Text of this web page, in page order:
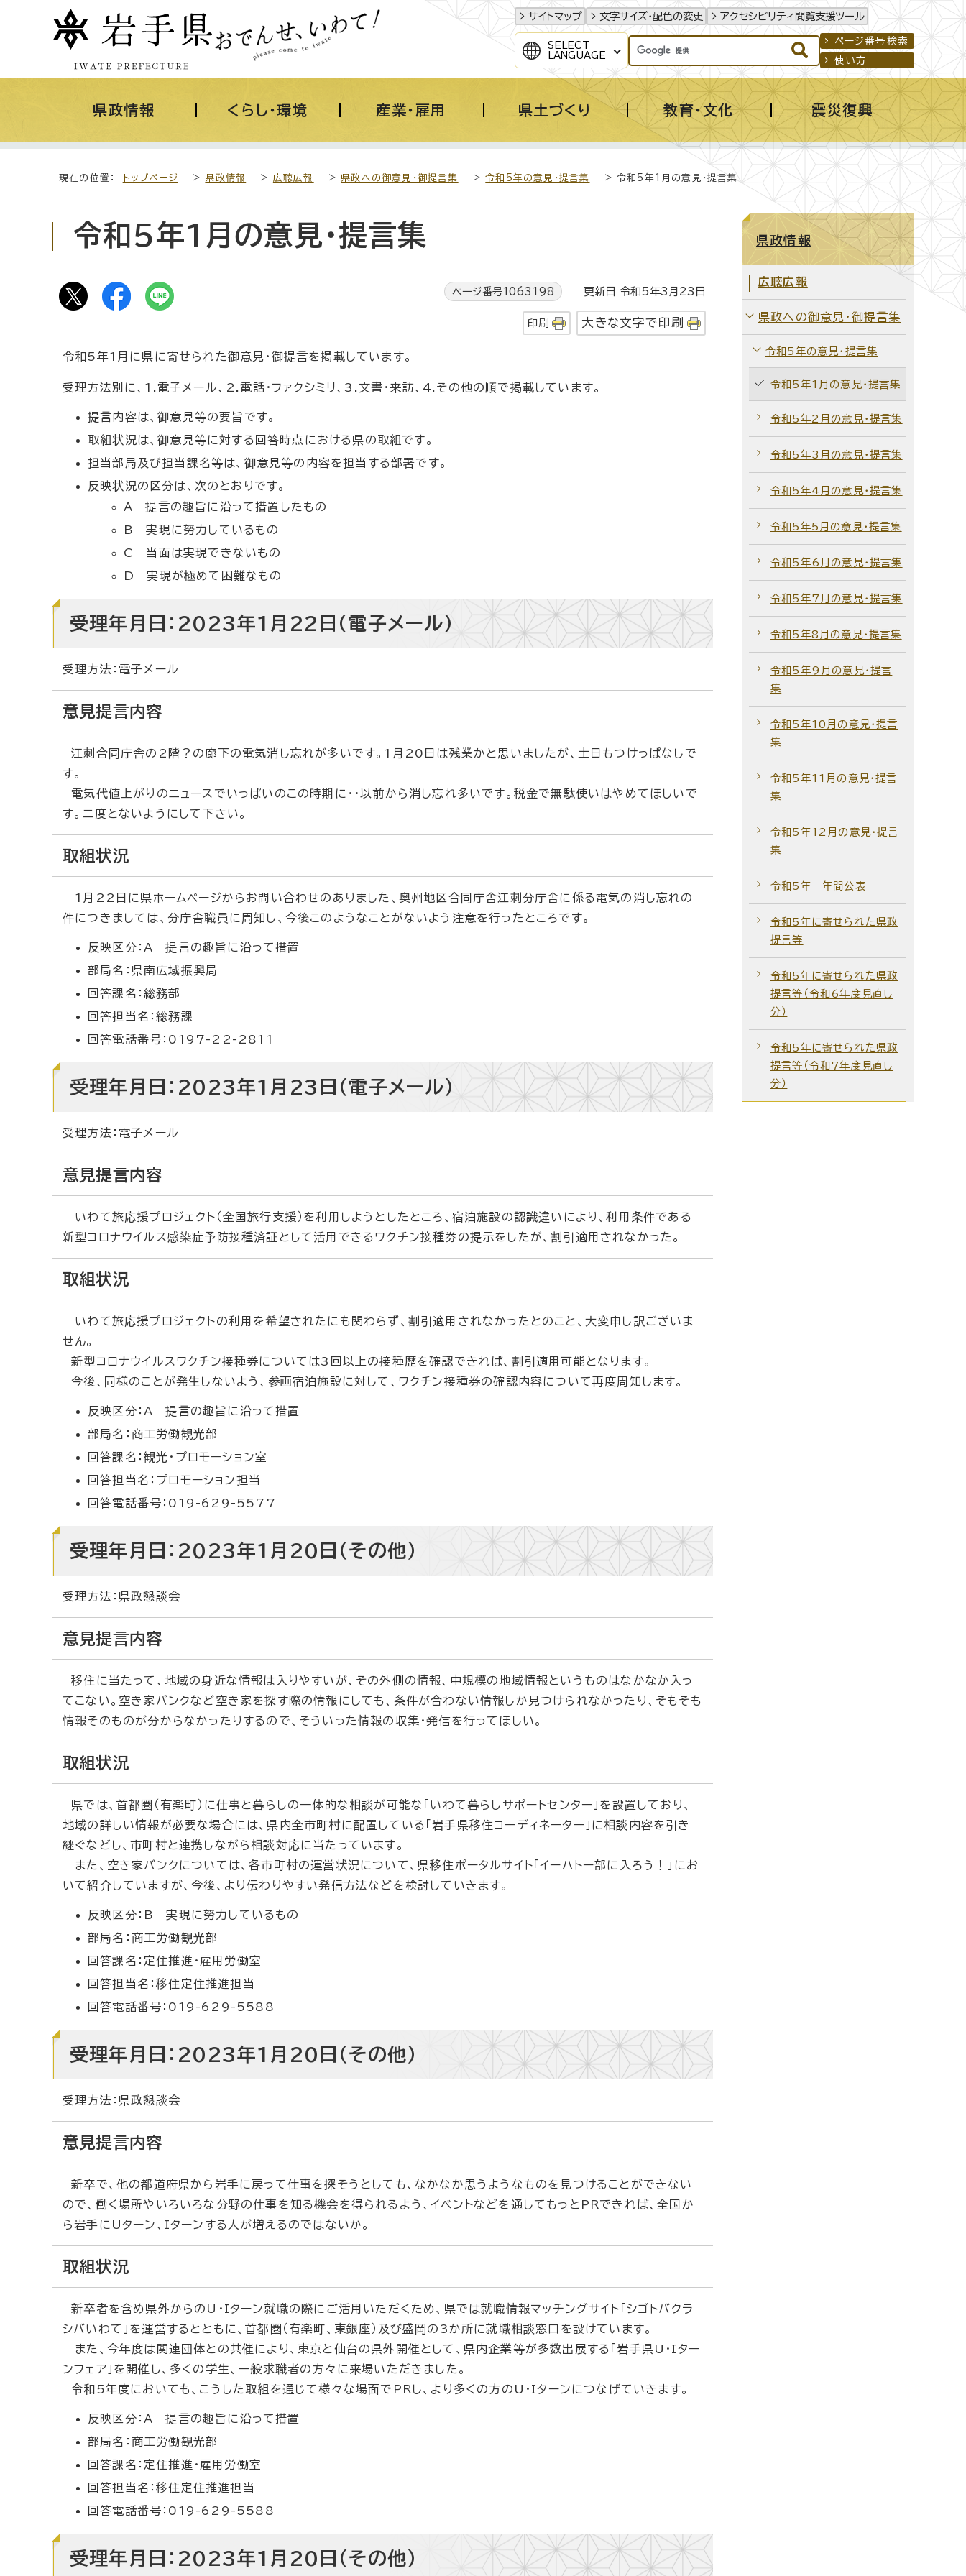
サイトマップ 文字サイズ・配色の変更 アクセシビリティ閲覧支援ツール
SELECT
LANGUAGE
ページ番号検索
使い方
県政情報 くらし・環境 産業・雇用 県土づくり 教育・文化 震災復興
現在の位置： トップページ > 県政情報 > 広聴広報 > 県政への御意見・御提言集 >令和5年の意見・提言集 > 令和5年1月の意見・提言集
令和5年1月の意見・提言集
ページ番号1063198 更新日 令和5年3月23日
印刷 大きな文字で印刷
令和5年1月に県に寄せられた御意見・御提言を掲載しています。
受理方法別に、1.電子メール、2.電話・ファクシミリ、3.文書・来訪、4.その他の順で掲載しています。
提言内容は、御意見等の要旨です。
取組状況は、御意見等に対する回答時点における県の取組です。
担当部局及び担当課名等は、御意見等の内容を担当する部署です。
反映状況の区分は、次のとおりです。
A 提言の趣旨に沿って措置したもの
B 実現に努力しているもの
C 当面は実現できないもの
D 実現が極めて困難なもの
受理年月日：2023年1月22日（電子メール）
受理方法：電子メール
意見提言内容
江刺合同庁舎の2階？の廊下の電気消し忘れが多いです。1月20日は残業かと思いましたが、土日もつけっぱなしで
す。
電気代値上がりのニュースでいっぱいのこの時期に・・以前から消し忘れ多いです。税金で無駄使いはやめてほしいで
す。二度とないようにして下さい。
取組状況
1月22日に県ホームページからお問い合わせのありました、奥州地区合同庁舎江刺分庁舎に係る電気の消し忘れの
件につきましては、分庁舎職員に周知し、今後このようなことがないよう注意を行ったところです。
反映区分：A 提言の趣旨に沿って措置
部局名：県南広域振興局
回答課名：総務部
回答担当名：総務課
回答電話番号：0197-22-2811
受理年月日：2023年1月23日（電子メール）
受理方法：電子メール
意見提言内容
いわて旅応援プロジェクト（全国旅行支援）を利用しようとしたところ、宿泊施設の認識違いにより、利用条件である
新型コロナウイルス感染症予防接種済証として活用できるワクチン接種券の提示をしたが、割引適用されなかった。
取組状況
いわて旅応援プロジェクトの利用を希望されたにも関わらず、割引適用されなかったとのこと、大変申し訳ございま
せん。
新型コロナウイルスワクチン接種券については3回以上の接種歴を確認できれば、割引適用可能となります。
今後、同様のことが発生しないよう、参画宿泊施設に対して、ワクチン接種券の確認内容について再度周知します。
反映区分：A 提言の趣旨に沿って措置
部局名：商工労働観光部
回答課名：観光・プロモーション室
回答担当名：プロモーション担当
回答電話番号：019-629-5577
受理年月日：2023年1月20日（その他）
受理方法：県政懇談会
意見提言内容
移住に当たって、地域の身近な情報は入りやすいが、その外側の情報、中規模の地域情報というものはなかなか入っ
てこない。空き家バンクなど空き家を探す際の情報にしても、条件が合わない情報しか見つけられなかったり、そもそも
情報そのものが分からなかったりするので、そういった情報の収集・発信を行ってほしい。
取組状況
県では、首都圏（有楽町）に仕事と暮らしの一体的な相談が可能な「いわて暮らしサポートセンター」を設置しており、
地域の詳しい情報が必要な場合には、県内全市町村に配置している「岩手県移住コーディネーター」に相談内容を引き
継ぐなどし、市町村と連携しながら相談対応に当たっています。
また、空き家バンクについては、各市町村の運営状況について、県移住ポータルサイト「イーハトー部に入ろう！」にお
いて紹介していますが、今後、より伝わりやすい発信方法などを検討していきます。
反映区分：B 実現に努力しているもの
部局名：商工労働観光部
回答課名：定住推進・雇用労働室
回答担当名：移住定住推進担当
回答電話番号：019-629-5588
受理年月日：2023年1月20日（その他）
受理方法：県政懇談会
意見提言内容
新卒で、他の都道府県から岩手に戻って仕事を探そうとしても、なかなか思うようなものを見つけることができない
ので、働く場所やいろいろな分野の仕事を知る機会を得られるよう、イベントなどを通してもっとPRできれば、全国か
ら岩手にUターン、Iターンする人が増えるのではないか。
取組状況
新卒者を含め県外からのU・Iターン就職の際にご活用いただくため、県では就職情報マッチングサイト「シゴトバクラ
シバいわて」を運営するとともに、首都圏（有楽町、東銀座）及び盛岡の3か所に就職相談窓口を設けています。
また、今年度は関連団体との共催により、東京と仙台の県外開催として、県内企業等が多数出展する「岩手県U・Iター
ンフェア」を開催し、多くの学生、一般求職者の方々に来場いただきました。
令和5年度においても、こうした取組を通じて様々な場面でPRし、より多くの方のU・Iターンにつなげていきます。
反映区分：A 提言の趣旨に沿って措置
部局名：商工労働観光部
回答課名：定住推進・雇用労働室
回答担当名：移住定住推進担当
回答電話番号：019-629-5588
受理年月日：2023年1月20日（その他）
県政情報
広聴広報
県政への御意見・御提言集
令和5年の意見・提言集
令和5年1月の意見・提言集
令和5年2月の意見・提言集
令和5年3月の意見・提言集
令和5年4月の意見・提言集
令和5年5月の意見・提言集
令和5年6月の意見・提言集
令和5年7月の意見・提言集
令和5年8月の意見・提言集
令和5年9月の意見・提言
集
令和5年10月の意見・提言
集
令和5年11月の意見・提言
集
令和5年12月の意見・提言
集
令和5年 年間公表
令和5年に寄せられた県政
提言等
令和5年に寄せられた県政
提言等（令和6年度見直し
分）
令和5年に寄せられた県政
提言等（令和7年度見直し
分）